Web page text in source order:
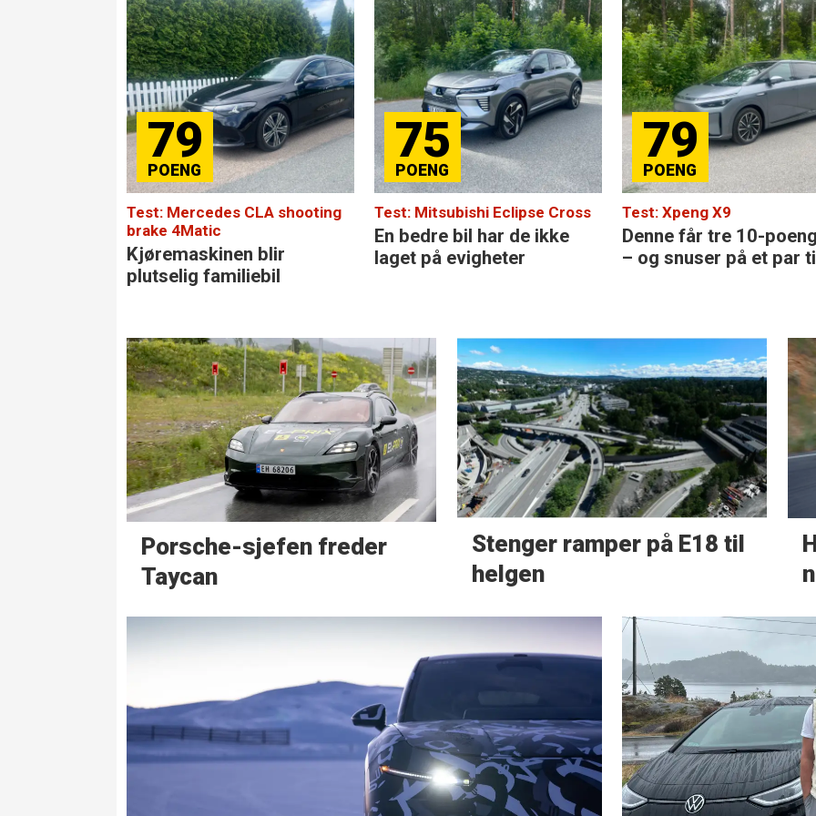
79
Test: Mercedes CLA shooting
brake 4Matic
Kjøremaskinen blir
plutselig familiebil
75
Test: Mitsubishi Eclipse Cross
En bedre bil har de ikke
laget på evigheter
79
Test: Xpeng X9
Denne får tre 10-
– og snuser på et par
Porsche-sjefen freder
Taycan
Stenger ramper på E18 til
helgen